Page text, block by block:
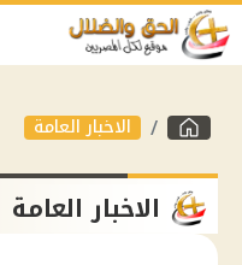
الاخبار العامة
الاخبار العامة